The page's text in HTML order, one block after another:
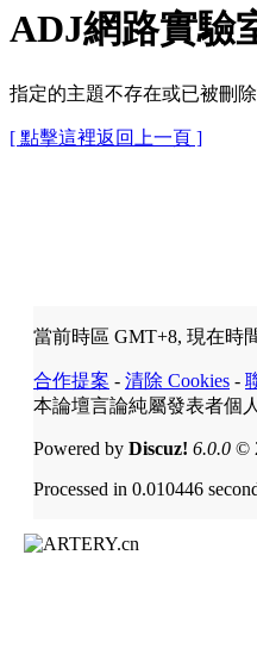
ADJ網路實驗
指定的主題不存在或已被刪
[ 點擊這裡返回上一頁 ]
當前時區 GMT+8, 現在時
合作提案 - 清除 Cookies -
本論壇言論純屬發表者個
Powered by Discuz! 6.0.0 ©
Processed in 0.010446